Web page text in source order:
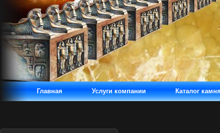
Главная Услуги компании Каталог